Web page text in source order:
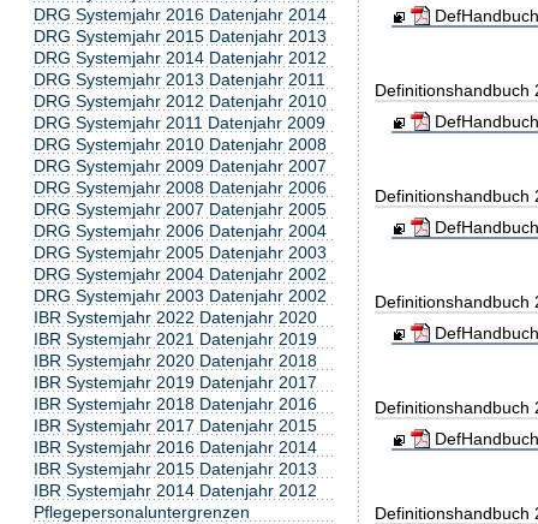
Definitionshandbuch
Definitionshandbuch
Definitionshandbuch
Definitionshandbuch
Definitionshandbuch
DRG Systemjahr 2016 Datenjahr 2014
DRG Systemjahr 2015 Datenjahr 2013
DRG Systemjahr 2014 Datenjahr 2012
DRG Systemjahr 2013 Datenjahr 2011
DRG Systemjahr 2012 Datenjahr 2010
DRG Systemjahr 2011 Datenjahr 2009
DRG Systemjahr 2010 Datenjahr 2008
DRG Systemjahr 2009 Datenjahr 2007
DRG Systemjahr 2008 Datenjahr 2006
DRG Systemjahr 2007 Datenjahr 2005
DRG Systemjahr 2006 Datenjahr 2004
DRG Systemjahr 2005 Datenjahr 2003
DRG Systemjahr 2004 Datenjahr 2002
DRG Systemjahr 2003 Datenjahr 2002
IBR Systemjahr 2022 Datenjahr 2020
IBR Systemjahr 2021 Datenjahr 2019
IBR Systemjahr 2020 Datenjahr 2018
IBR Systemjahr 2019 Datenjahr 2017
IBR Systemjahr 2018 Datenjahr 2016
IBR Systemjahr 2017 Datenjahr 2015
IBR Systemjahr 2016 Datenjahr 2014
IBR Systemjahr 2015 Datenjahr 2013
IBR Systemjahr 2014 Datenjahr 2012
Pflegepersonaluntergrenzen